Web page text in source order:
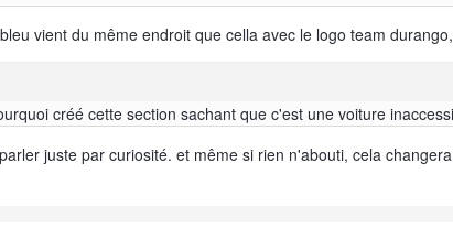
vient du même endroit que cella avec le logo team
créé cette section sachant que c'est une voiture
juste par curiosité. et même si rien n'abouti, cela